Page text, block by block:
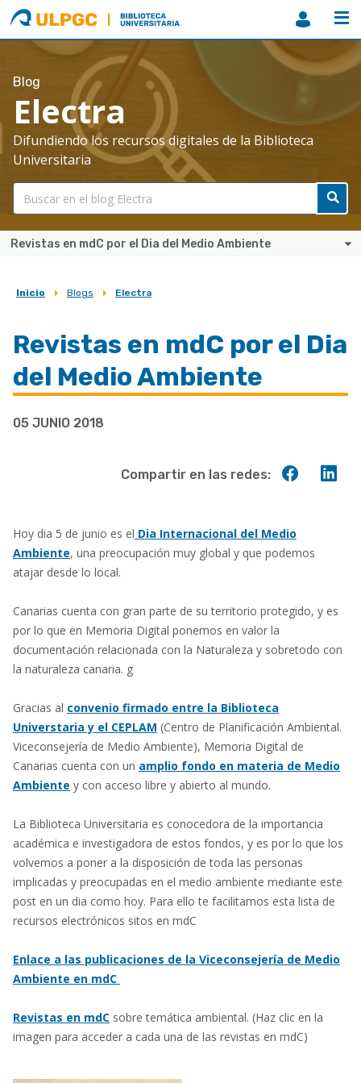
ULPGC
Biblioteca
ULPGC
Blog
Electra
Difundiendo los recursos digitales de la Biblioteca
Universitaria
Revistas en mdC por el Dia del Medio Ambiente
Sobrescribir
de
ayuda
la
Inicio Blogs Electra
Revistas en mdC por el Dia
del Medio Ambiente
05 JUNIO 2018
Compartir en las redes:
Hoy dia 5 de junio es el Dia Internacional del Medio
Ambiente, una preocupación muy global y que podemos
atajar desde lo local.
Canarias cuenta con gran parte de su territorio protegido, y es
por lo que en Memoria Digital ponemos en valor la
documentación relacionada con la Naturaleza y sobretodo con
la naturaleza canaria. g
Gracias al convenio firmado entre la Biblioteca
Universtaria y el CEPLAM (Centro de Planificación Ambiental.
Viceconsejería de Medio Ambiente), Memoria Digital de
Canarias cuenta con un amplio fondo en materia de Medio
Ambiente y con acceso libre y abierto al mundo.
La Biblioteca Universitaria es conocedora de la importancia
académica e investigadora de estos fondos, y es por lo que los
volvemos a poner a la disposición de toda las personas
implicadas y preocupadas en el medio ambiente mediante este
post en un dia como hoy. Para ello te facilitamos esta lista de
recursos electrónicos sitos en mdC
Enlace a las publicaciones de la Viceconsejería de Medio
Ambiente en mdC
Revistas en mdC sobre temática ambiental. (Haz clic en la
imagen para acceder a cada una de las revistas en mdC)